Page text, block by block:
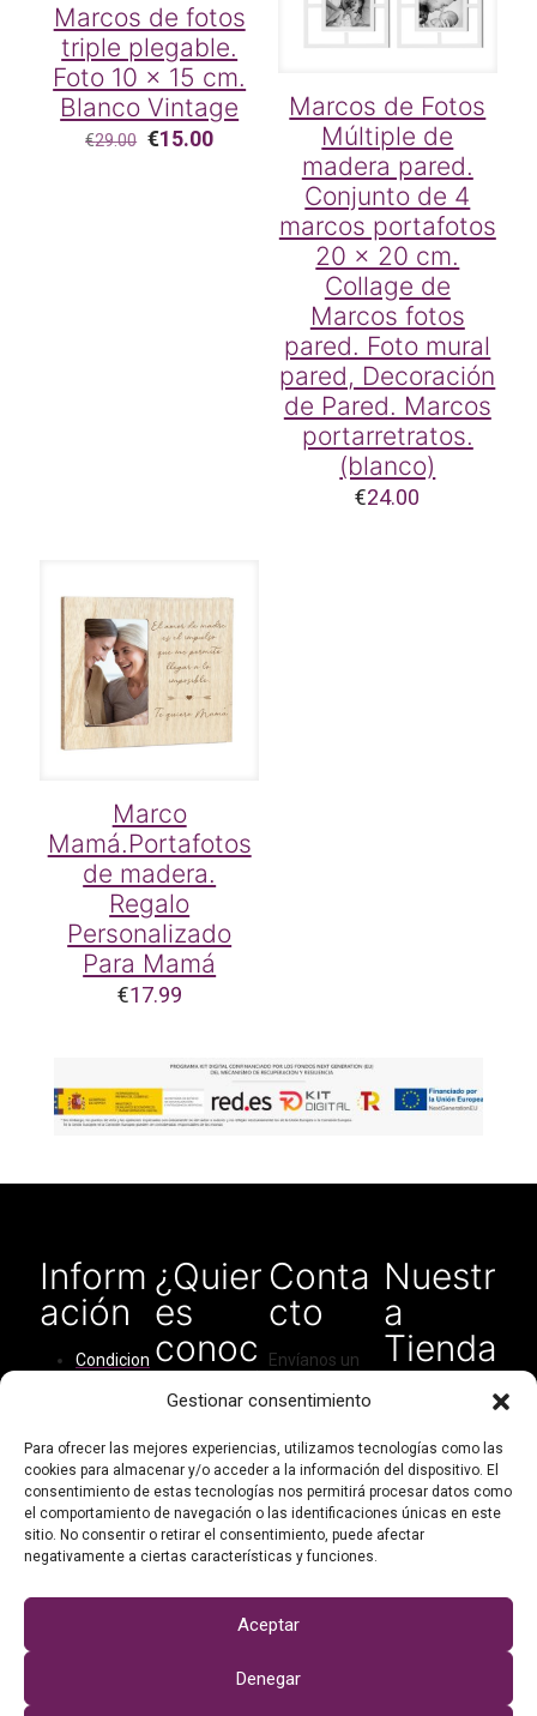
Gestionar consentimiento
Para ofrecer las mejores experiencias, utilizamos tecnologías como las
cookies para almacenar y/o acceder a la información del dispositivo. El
consentimiento de estas tecnologías nos permitirá procesar datos como
el comportamiento de navegación o las identificaciones únicas en este
sitio. No consentir o retirar el consentimiento, puede afectar
negativamente a ciertas características y funciones.
Aceptar
Denegar
Marcos de fotos
triple plegable.
Foto 10 x 15 cm.
Blanco Vintage
€29.00 El
€15.00El
€15.00.
Marcos de Fotos
Múltiple de
madera pared.
Conjunto de 4
marcos portafotos
20 x 20 cm.
Collage de
Marcos fotos
pared. Foto mural
pared, Decoración
de Pared. Marcos
portarretratos.
(blanco)
€24.00
Marco
Mamá.Portafotos
de madera.
Regalo
Personalizado
Para Mamá
€17.99
Inform
ación
Condicion
Cómo
comprar
Política de
privacidad
cookies
¿Quier
es
conoc
ernos?
somos
Contacto
Mi cuenta
Conta
cto
Envíanos un
electrónico
tipo de
consulta:
didarthandma
de@gmail.com
O escríbenos
por WhatsApp:
27
Nuestr
a
Tienda
en
on